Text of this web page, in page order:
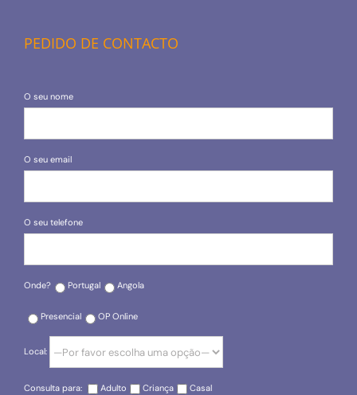
PEDIDO DE CONTACTO
O seu nome
O seu email
O seu telefone
Onde? Portugal Angola
Presencial OP Online
Local:
Consulta para: Adulto Criança Casal